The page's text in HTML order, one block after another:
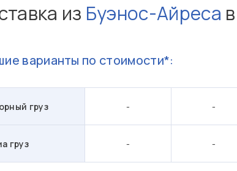
из Буэнос-Айреса в
варианты по стоимости*:
груз - -
груз - -